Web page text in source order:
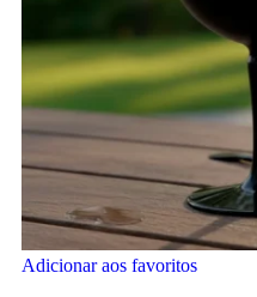
Adicionar aos favoritos